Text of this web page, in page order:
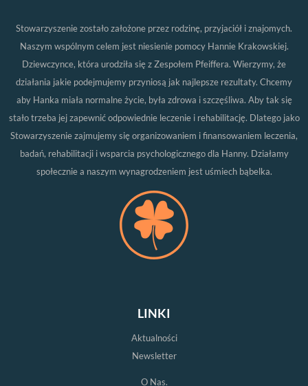
Stowarzyszenie zostało założone przez rodzinę, przyjaciół i znajomych.
Naszym wspólnym celem jest niesienie pomocy Hannie Krakowskiej.
Dziewczynce, która urodziła się z Zespołem Pfeiffera. Wierzymy, że
działania jakie podejmujemy przyniosą jak najlepsze rezultaty. Chcemy
aby Hanka miała normalne życie, była zdrowa i szczęśliwa. Aby tak się
stało trzeba jej zapewnić odpowiednie leczenie i rehabilitację. Dlatego jako
Stowarzyszenie zajmujemy się organizowaniem i finansowaniem leczenia,
badań, rehabilitacji i wsparcia psychologicznego dla Hanny. Działamy
społecznie a naszym wynagrodzeniem jest uśmiech bąbelka.
LINKI
Aktualności
Newsletter
O Nas.